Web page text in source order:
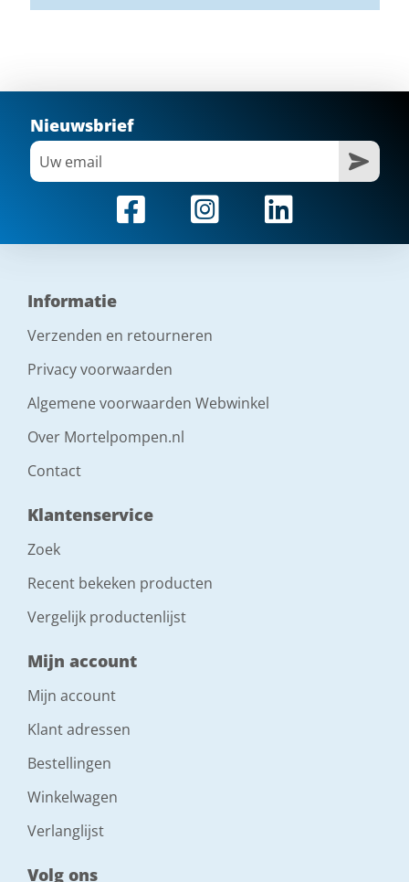
Nieuwsbrief
Informatie
Verzenden en retourneren
Privacy voorwaarden
Algemene voorwaarden Webwinkel
Over Mortelpompen.nl
Contact
Klantenservice
Zoek
Recent bekeken producten
Vergelijk productenlijst
Mijn account
Mijn account
Klant adressen
Bestellingen
Winkelwagen
Verlanglijst
Volg ons